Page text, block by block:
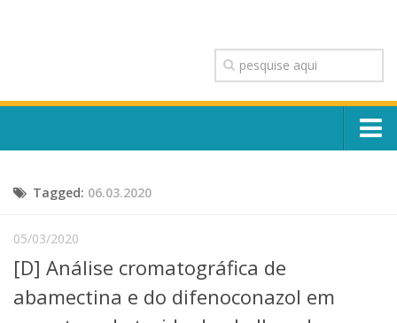
TRANSPARÊNCIA
OUVIDORIA
CONTATO
Escola, Institutos e Órgãos
Núcleos e Comissões
Telefones e Mapas
Tagged: 06.03.2020
05/03/2020
[D] Análise cromatográfica de
abamectina e do difenoconazol em